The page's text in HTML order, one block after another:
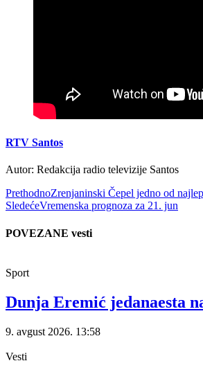
RTV Santos
Autor: Redakcija radio televizije Santos
PrethodnoZrenjaninski Čepel jedno od
SledećeVremenska prognoza za 21. jun
POVEZANE vesti
Sport
Dunja Eremić jedanaesta
9. avgust 2026. 13:58
Vesti